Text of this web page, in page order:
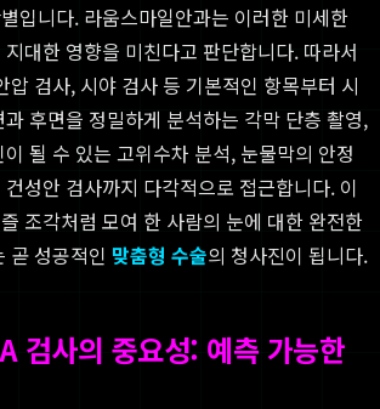
입니다. 라움스마일안과는 이러한 미세한
대한 영향을 미친다고 판단합니다. 따라서
압 검사, 시야 검사 등 기본적인 항목부터 시
후면을 정밀하게 분석하는 각막 단층 촬영,
될 수 있는 고위수차 분석, 눈물막의 안정
성안 검사까지 다각적으로 접근합니다. 이
조각처럼 모여 한 사람의 눈에 대한 완전한
곧 성공적인 맞춤형 수술의 청사진이 됩니다.
검사의 중요성: 예측 가능한